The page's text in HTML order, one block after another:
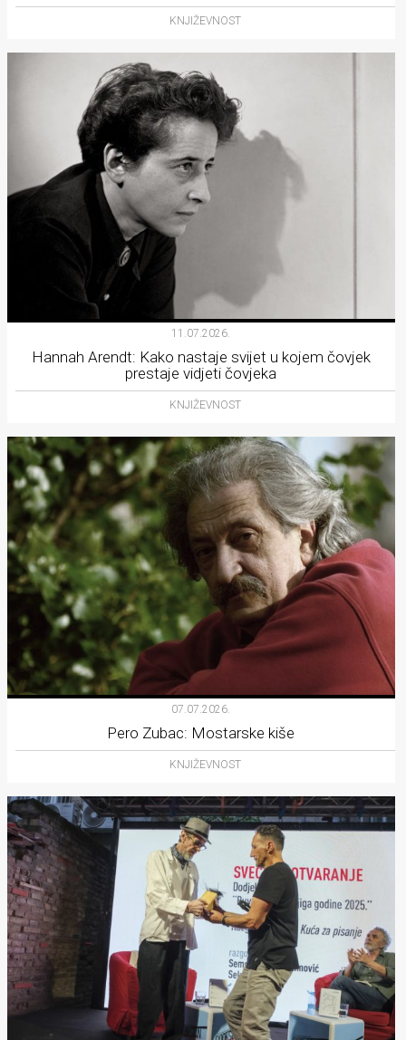
KNJIŽEVNOST
11.07.2026.
Hannah Arendt: Kako nastaje svijet u kojem čovjek
prestaje vidjeti čovjeka
KNJIŽEVNOST
07.07.2026.
Pero Zubac: Mostarske kiše
KNJIŽEVNOST